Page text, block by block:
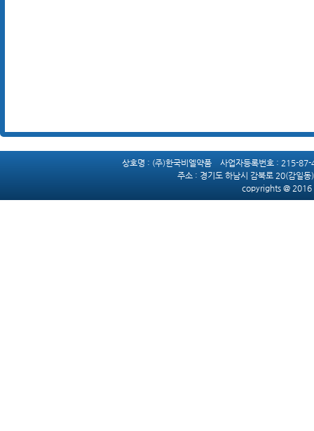
상호명 : (주)한국비엘약품 사업자등록번호 : 215-
주소 : 경기도 하남시 감북로 20(감일
copyrights @